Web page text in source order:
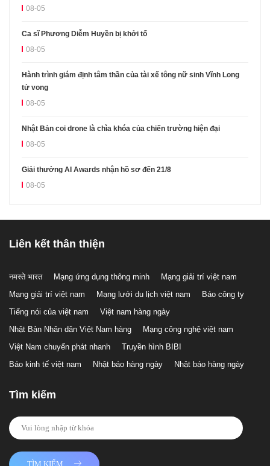
08-05
Ca sĩ Phương Diễm Huyền bị khởi tố
08-05
Hành trình giám định tâm thần của tài xế tông nữ sinh Vĩnh Long
tử vong
08-05
Nhật Bản coi drone là chìa khóa của chiến trường hiện đại
08-05
Giải thưởng AI Awards nhận hồ sơ đến 21/8
08-05
Liên kết thân thiện
नमस्ते भारत Mạng ứng dụng thông minh
Mạng giải trí việt nam
Mạng giải trí việt nam
Mạng lưới du lịch việt nam
Báo công ty
Tiếng nói của việt nam
Việt nam hàng ngày
Nhật Bản Nhân dân Việt Nam hàng
Mạng công nghệ việt nam
Việt Nam chuyển phát nhanh
Truyền hình BIBI
Báo kinh tế việt nam
Nhật báo hàng ngày Nhật báo hàng ngày
Tìm kiếm
TÌM KIẾM